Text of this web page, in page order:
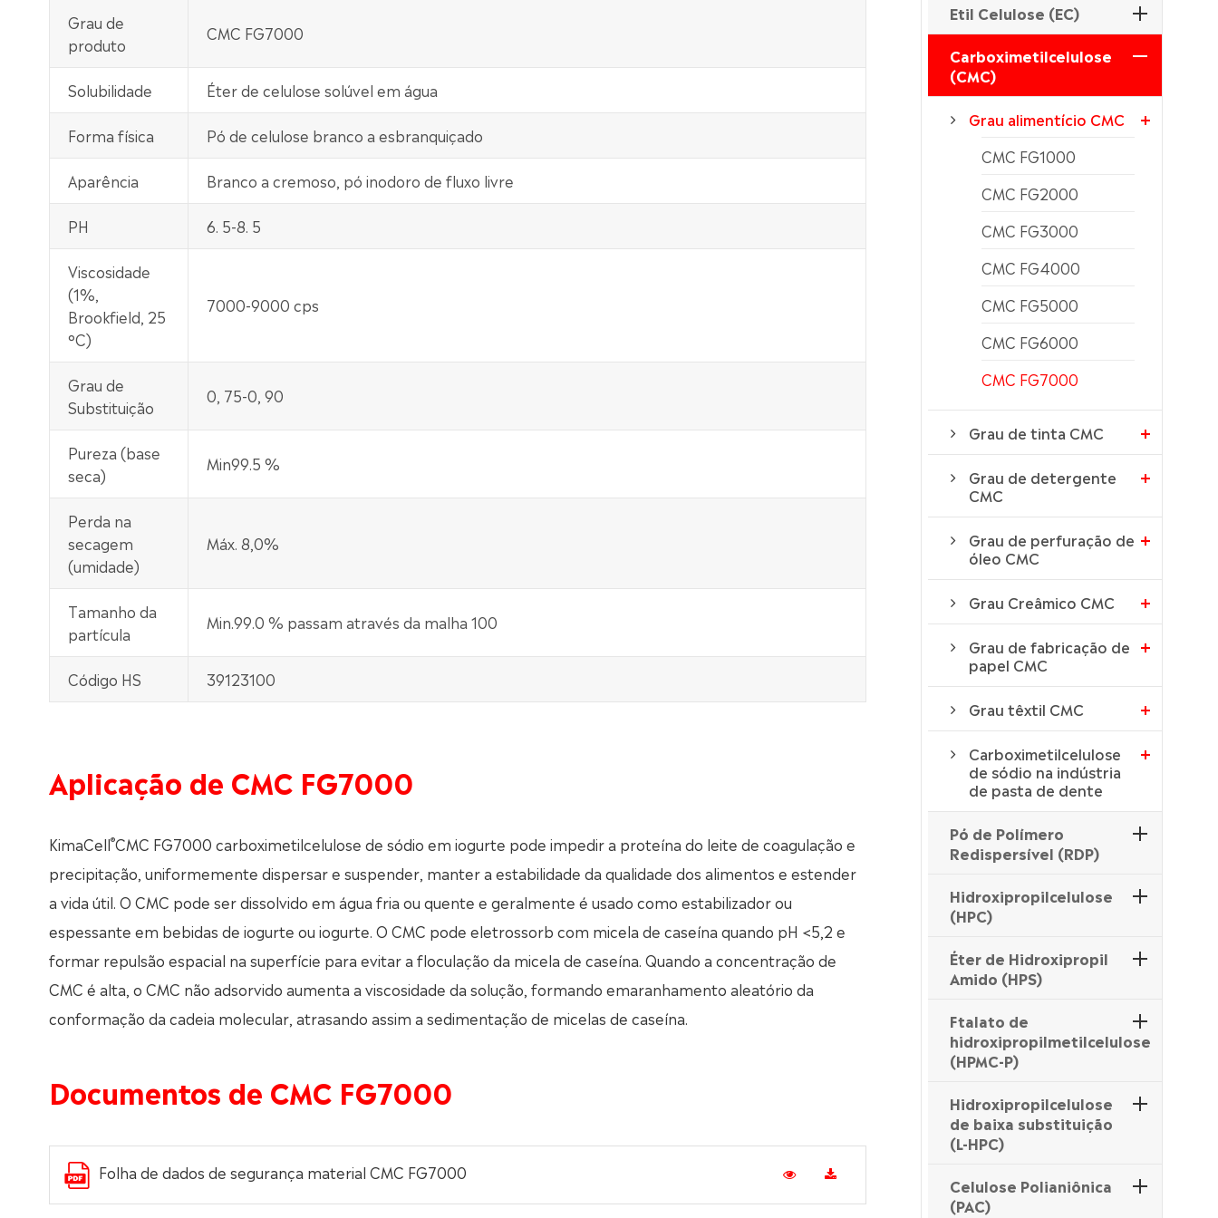
Grau de
produto
CMC FG7000
Solubilidade Éter de celulose solúvel em água
Forma física Pó de celulose branco a esbranquiçado
Aparência Branco a cremoso, pó inodoro de fluxo livre
PH 6. 5-8. 5
Viscosidade
(1%,
Brookfield, 25
°C)
7000-9000 cps
Grau de
Substituição
0, 75-0, 90
Pureza (base
seca)
Min99.5 %
Perda na
secagem
(umidade)
Máx. 8,0%
Tamanho da
partícula
Min.99.0 % passam através da malha 100
Código HS 39123100
Aplicação de CMC FG7000
KimaCell®CMC FG7000 carboximetilcelulose de sódio em iogurte pode impedir a proteína do leite de coagulação e
precipitação, uniformemente dispersar e suspender, manter a estabilidade da qualidade dos alimentos e estender
a vida útil. O CMC pode ser dissolvido em água fria ou quente e geralmente é usado como estabilizador ou
espessante em bebidas de iogurte ou iogurte. O CMC pode eletrossorb com micela de caseína quando pH <5,2 e
formar repulsão espacial na superfície para evitar a floculação da micela de caseína. Quando a concentração de
CMC é alta, o CMC não adsorvido aumenta a viscosidade da solução, formando emaranhamento aleatório da
conformação da cadeia molecular, atrasando assim a sedimentação de micelas de caseína.
Documentos de CMC FG7000
Folha de dados de segurança material CMC FG7000
Etil Celulose (EC)
Carboximetilcelulose
(CMC)
Grau alimentício CMC
CMC FG1000
CMC FG2000
CMC FG3000
CMC FG4000
CMC FG5000
CMC FG6000
CMC FG7000
Grau de tinta CMC
Grau de detergente
CMC
Grau de perfuração de
óleo CMC
Grau Creâmico CMC
Grau de fabricação de
papel CMC
Grau têxtil CMC
Carboximetilcelulose
de sódio na indústria
de pasta de dente
Pó de Polímero
Redispersível (RDP)
Hidroxipropilcelulose
(HPC)
Éter de Hidroxipropil
Amido (HPS)
Ftalato de
hidroxipropilmetilcelulose
(HPMC-P)
Hidroxipropilcelulose
de baixa substituição
(L-HPC)
Celulose Polianiônica
(PAC)